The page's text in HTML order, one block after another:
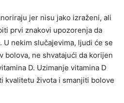
jer nisu jako izraženi, ali
prvi znakovi upozorenja da
U nekim slučajevima, ljudi će se
bolova, ne shvatajući da korijen
D. Uzimanje vitamina D
kvalitetu života i smanjiti bolove